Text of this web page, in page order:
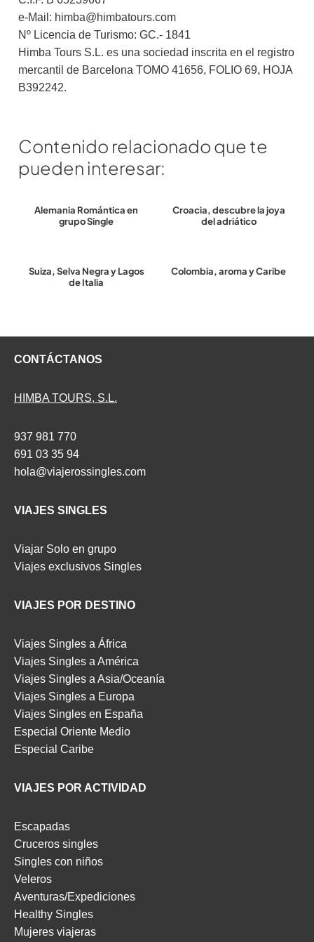
e-Mail: himba@himbatours.com
Nº Licencia de Turismo: GC.- 1841
Himba Tours S.L. es una sociedad inscrita en el registro
mercantil de Barcelona TOMO 41656, FOLIO 69, HOJA
B392242.
Contenido relacionado que te
pueden interesar:
Alemania Romántica en
grupo Single
Croacia, descubre la joya
del adriático
Suiza, Selva Negra y Lagos
de Italia
Colombia, aroma y Caribe
CONTÁCTANOS
HIMBA TOURS, S.L.
937 981 770
691 03 35 94
hola@viajerossingles.com
VIAJES SINGLES
Viajar Solo en grupo
Viajes exclusivos Singles
VIAJES POR DESTINO
Viajes Singles a África
Viajes Singles a América
Viajes Singles a Asia/Oceanía
Viajes Singles a Europa
Viajes Singles en España
Especial Oriente Medio
Especial Caribe
VIAJES POR ACTIVIDAD
Escapadas
Cruceros singles
Singles con niños
Veleros
Aventuras/Expediciones
Healthy Singles
Mujeres viajeras